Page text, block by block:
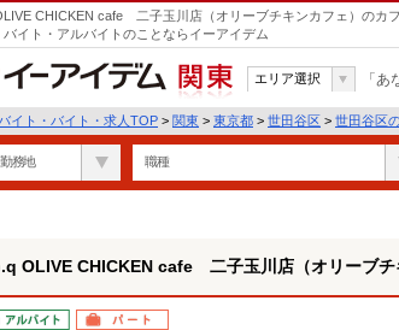
CHICKEN cafe 二子玉川店（オリーブチキンカフェ）のカ
バイト・アルバイトのことならイーアイデム
関東
エリア選択 「
イト・バイト・求人TOP > 関東 > 東京都 > 世田谷区 > 世田谷区
勤務地 職種
OLIVE CHICKEN cafe 二子玉川店（オリーブチ